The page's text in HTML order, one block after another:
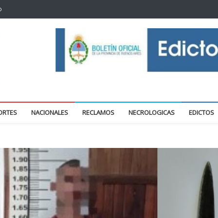
NACIONALES RECLAMOS NECROLOGICAS EDICTOS